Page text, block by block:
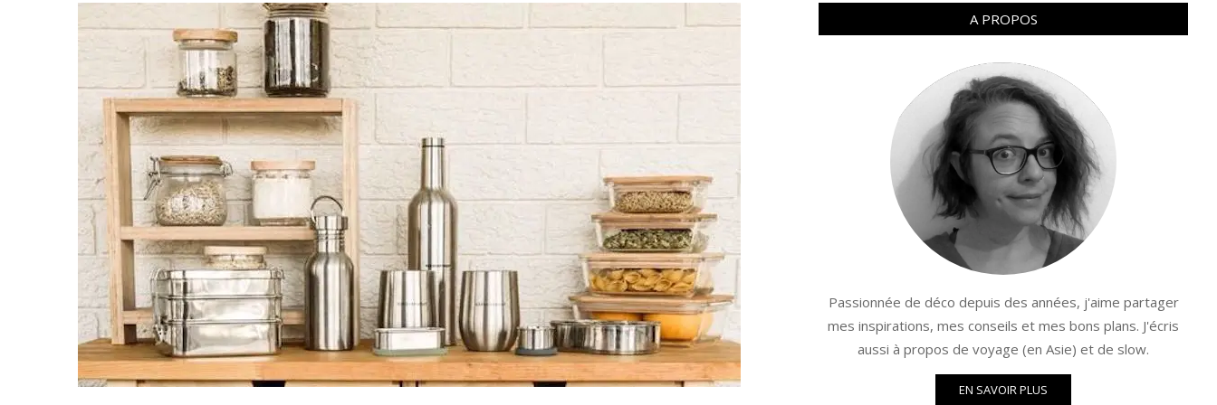
A PROPOS
Passionnée de déco depuis des années, j'aime partager
mes inspirations, mes conseils et mes bons plans. J'écris
aussi à propos de voyage (en Asie) et de slow.
EN SAVOIR PLUS